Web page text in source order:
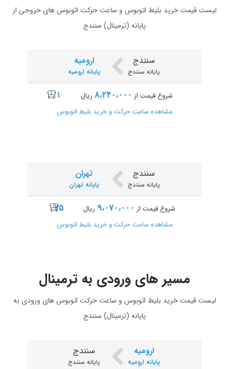
لیست قیمت خرید بلیط اتوبوس و ساعت حرکت اتوبوس های خروجی از
پایانه (ترمینال) سنندج
سنندج
پایانه سنندج
ارومیه
پایانه ارومیه
شروع قیمت از ۸،۲۴۰،۰۰۰ ریال ۱
مشاهده ساعت حرکت و خرید بلیط اتوبوس
سنندج
پایانه سنندج
تهران
پایانه تهران
شروع قیمت از ۹،۰۷۰،۰۰۰ ریال ۲۵
مشاهده ساعت حرکت و خرید بلیط اتوبوس
مسیر های ورودی به ترمینال
لیست قیمت خرید بلیط اتوبوس و ساعت حرکت اتوبوس های ورودی به
پایانه (ترمینال) سنندج
ارومیه
پایانه ارومیه
سنندج
پایانه سنندج